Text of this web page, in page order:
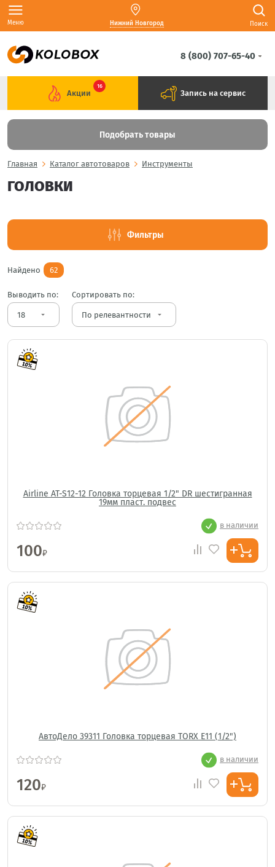
Меню Нижний Новгород Поиск
8 (800) 707-65-40
Акции
16
Запись на сервис
Подобрать товары
Главная Каталог автотоваров Инструменты
ГОЛОВКИ
Фильтры
Найдено 62
Выводить по:
arrow_drop_down
Сортировать по:
arrow_drop_down
Airline AT-S12-12 Головка торцевая 1/2" DR шестигранная
19мм пласт. подвес
в наличии
100₽
АвтоДело 39311 Головка торцевая TORX E11 (1/2")
в наличии
120₽